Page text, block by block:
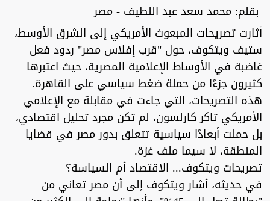
بقلم: محمد سعد عبد اللطيف - مصر
أثارت تصريحات المبعوث الأمريكي إلى الشرق الأوسط،
ستيف ويتكوف، حول "قرب إفلاس مصر" ردود فعل
غاضبة في الأوساط الإعلامية المصرية، حيث اعتبرها
كثيرون جزءًا من حملة ضغط سياسي على القاهرة.
هذه التصريحات، التي جاءت في مقابلة مع الإعلامي
الأمريكي تاكر كارلسون، لم تكن مجرد تحليل اقتصادي،
بل حملت أبعادًا سياسية تتعلق بدور مصر في قضايا
المنطقة، لا سيما ملف غزة.
تصريحات ويتكوف... الاقتصاد أم السياسة؟
في حديثه، أشار ويتكوف إلى أن مصر تعاني من